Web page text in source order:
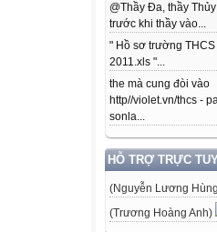
@Thầy Đa, thầy
trước khi thầy vào...
" Hồ sơ trường
2011.xls "...
the mà cung đòi vào
http//violet.vn/thcs -
sonla...
HỖ TRỢ TRỰC
(Nguyễn Lương
(Trương Hoàng Anh)